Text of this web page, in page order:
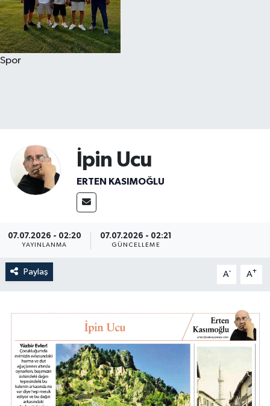
Spor
İpin Ucu
ERTEN KASIMOĞLU
07.07.2026 - 02:20
YAYINLANMA
07.07.2026 - 02:21
GÜNCELLEME
Paylaş A- A+